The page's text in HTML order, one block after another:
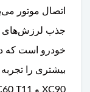
اتصال موتور
جذب لرزش‌های
خودرو است که
بیشتری را